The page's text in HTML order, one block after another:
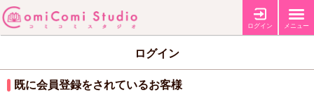
ログイン メニュー
ログイン
既に会員登録をされているお客様